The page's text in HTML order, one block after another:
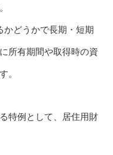
かどうかで長期・短期
所有期間や取得時の資
。
特例として、居住用財